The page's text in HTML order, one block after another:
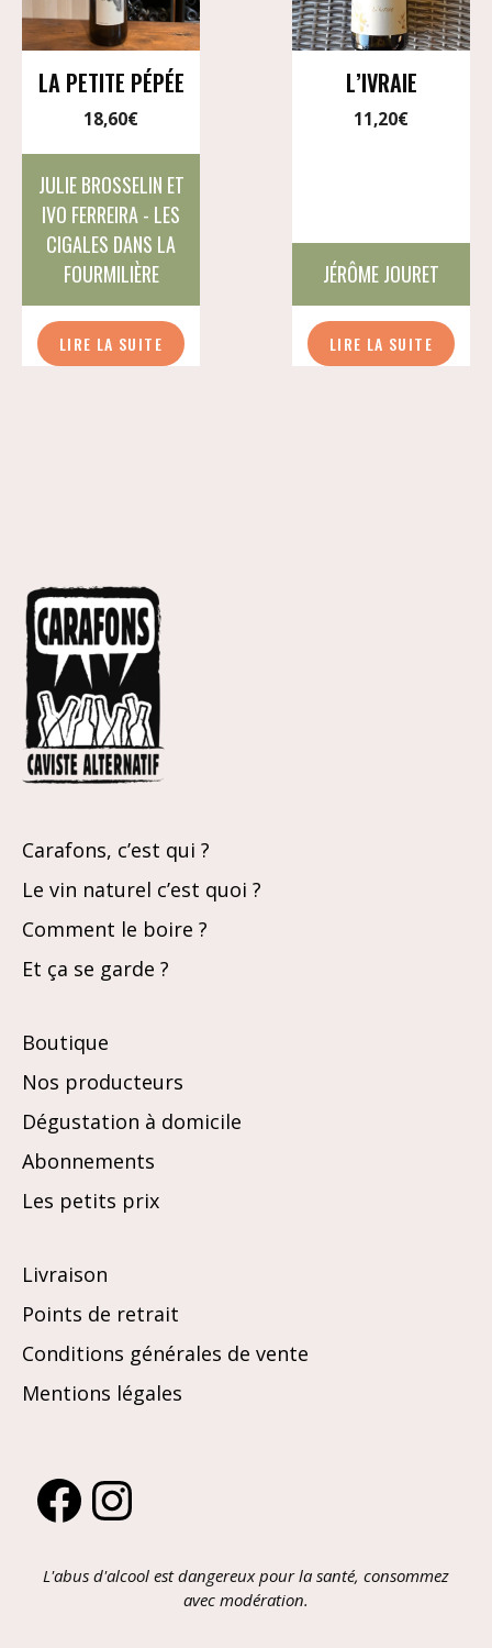
LA PETITE PÉPÉE
18,60€
JULIE BROSSELIN ET
IVO FERREIRA - LES
CIGALES DANS LA
FOURMILIÈRE
LIRE LA SUITE
L’IVRAIE
11,20€
JÉRÔME JOURET
LIRE LA SUITE
Carafons, c’est qui ?
Le vin naturel c’est quoi ?
Comment le boire ?
Et ça se garde ?
Boutique
Nos producteurs
Dégustation à domicile
Abonnements
Les petits prix
Livraison
Points de retrait
Conditions générales de vente
Mentions légales
FacebookInstagram
L'abus d'alcool est dangereux pour la santé, consommez
avec modération.